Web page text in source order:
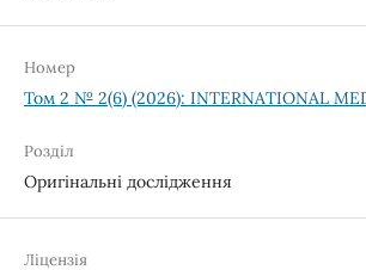
Номер
Том 2 № 2(6) (2026): INTERNATIONAL
Розділ
Оригінальні дослідження
Ліцензія